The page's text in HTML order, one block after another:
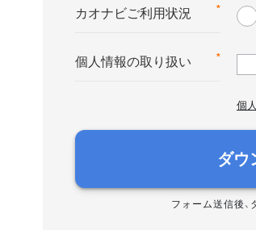
*
カオナビご利用状況
*
個人情報の取り扱い
個
ダウ
フォーム送信後